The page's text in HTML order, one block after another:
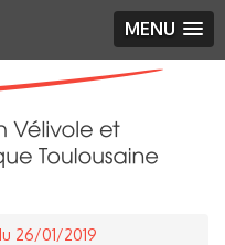
MENU
26/01/2019